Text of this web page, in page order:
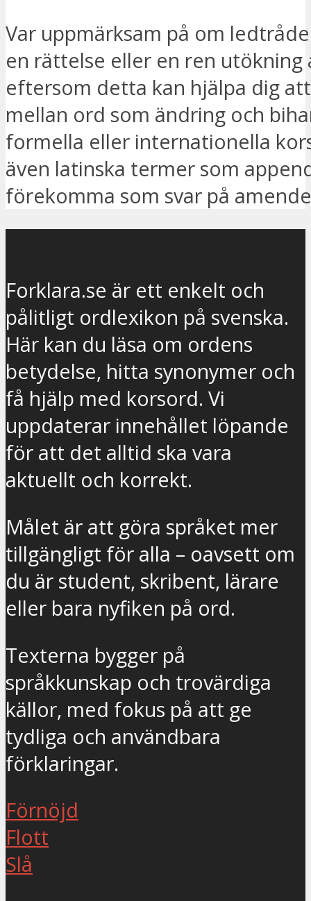
Var uppmärksam på om
en rättelse eller en ren utökning
eftersom detta kan hjälpa dig
mellan ord som ändring och
formella eller internationella
även latinska termer som
förekomma som svar på
Forklara.se är ett enkelt och
pålitligt ordlexikon på svenska.
Här kan du läsa om ordens
betydelse, hitta synonymer och
få hjälp med korsord. Vi
uppdaterar innehållet löpande
för att det alltid ska vara
aktuellt och korrekt.
Målet är att göra språket mer
tillgängligt för alla – oavsett om
du är student, skribent, lärare
eller bara nyfiken på ord.
Texterna bygger på
språkkunskap och trovärdiga
källor, med fokus på att ge
tydliga och användbara
förklaringar.
Förnöjd
Flott
Slå